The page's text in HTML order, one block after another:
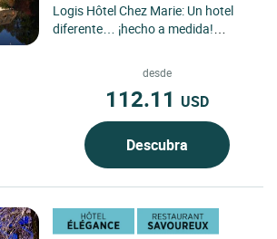
Logis Hôtel Chez Marie: Un hotel
diferente… ¡hecho a medida!
habitación? Bienvenido...
desde
112.11 USD
Descubra